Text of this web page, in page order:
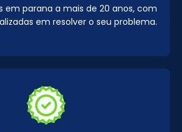
em parana a mais de 20 anos, com
em resolver o seu problema.